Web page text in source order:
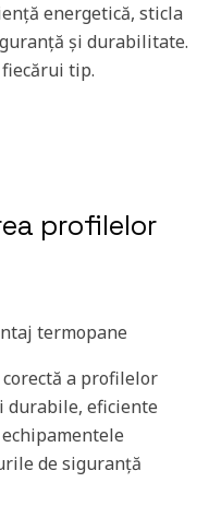
energetică, sticla
și durabilitate.
tip.
profilelor
termopane
a profilelor
durabile, eficiente
de siguranță